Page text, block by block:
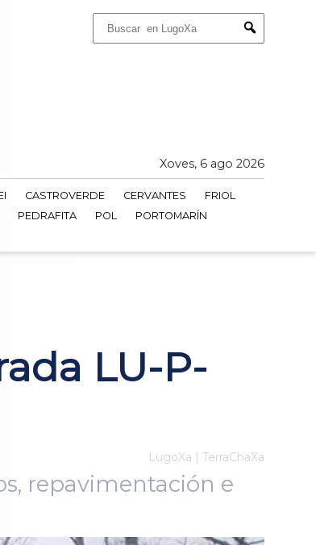
Submit
Xoves, 6 ago 2026
CASTROVERDE CERVANTES
FRIOL
PEDRAFITA POL
PORTOMARÍN
LU-P-
LugoXa | TerraChaXa
repavimentación e